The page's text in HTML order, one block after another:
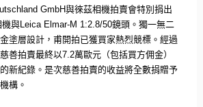
GmbH與徠茲相機拍賣會特別捐出
機與Leica Elmar-M 1:2.8/50鏡頭。獨一無二
塗層設計， 甫開拍已獲買家熱烈競標。經過
善拍賣最終以7.2萬歐元（包括買方佣金）
新紀錄。 是次慈善拍賣的收益將全數捐贈予
構。